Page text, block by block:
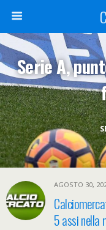
Serie A,
AGOSTO 30,
5 assi nella